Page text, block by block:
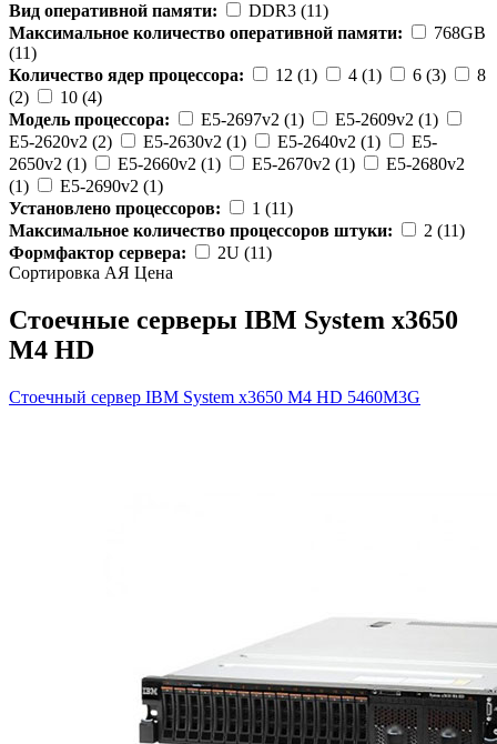
Вид оперативной памяти:
DDR3 (11)
Максимальное количество оперативной памяти:
768GB
(11)
Количество ядер процессора:
12 (1) 4 (1) 6 (3)
8
(2)
10 (4)
Модель процессора:
E5-2697v2 (1)
E5-2609v2 (1)
E5-2620v2 (2)
E5-2630v2 (1) E5-2640v2 (1)
E5-
2650v2 (1)
E5-2660v2 (1) E5-2670v2 (1)
E5-2680v2
(1)
E5-2690v2 (1)
Установлено процессоров:
1 (11)
Максимальное количество процессоров штуки:
2 (11)
Формфактор сервера:
2U (11)
Сортировка АЯ Ценa
Стоечные серверы IBM System x3650
M4 HD
Стоечный сервер IBM System x3650 M4 HD 5460M3G